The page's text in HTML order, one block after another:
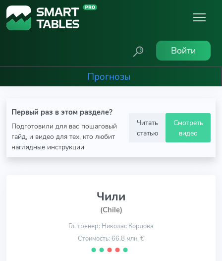
Войти
Прогнозы
Первый раз в этом разделе?
Подготовили для вас пошаговый
гайд, и видео для тех, кто любит
наглядные инструкции
Читать
статью
Смотреть
видео
Чили
(Chile)
Гл. тренер: Николас Кордова
Стоимость: 66.8 млн. €
⬤ ⬤ ⬤ ⬤ ⬤